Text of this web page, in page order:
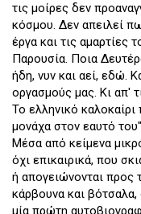
τις μοίρες δεν
κόσμου. Δεν απειλεί
έργα και τις αμαρτίες
Παρουσία. Ποια
ήδη, νυν και αεί, εδώ.
οργασμούς μας. Κι απ'
Το ελληνικό καλοκαίρι
μονάχα στον εαυτό
Μέσα από κείμενα
όχι επικαιρικά, που
ή απογειώνονται προς
κάρβουνα και
μία πρώτη